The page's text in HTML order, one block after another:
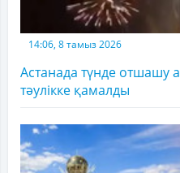
14:06, 8 тамыз 2026
Астанада түнде отшашу
тәулікке қамалды